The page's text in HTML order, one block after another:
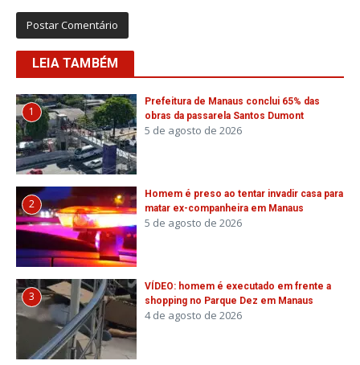
LEIA TAMBÉM
1
Prefeitura de Manaus conclui 65% das
obras da passarela Santos Dumont
5 de agosto de 2026
2
Homem é preso ao tentar invadir casa para
matar ex-companheira em Manaus
5 de agosto de 2026
3
VÍDEO: homem é executado em frente a
shopping no Parque Dez em Manaus
4 de agosto de 2026